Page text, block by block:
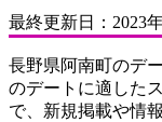
最終更新日： 2023
長野県阿南町のデ
のデートに適した
で、新規掲載や情